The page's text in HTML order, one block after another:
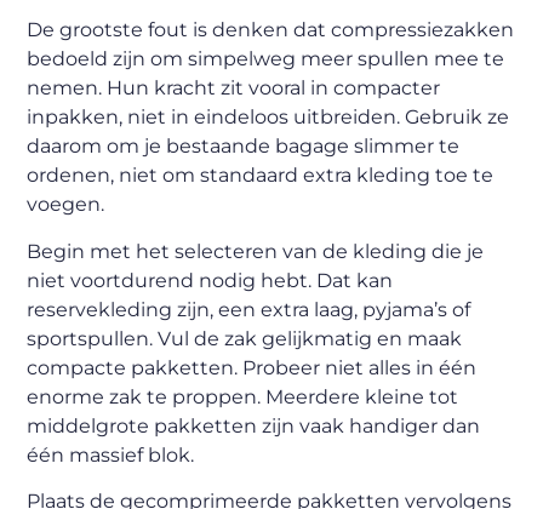
De grootste fout is denken dat compressiezakken
bedoeld zijn om simpelweg meer spullen mee te
nemen. Hun kracht zit vooral in compacter
inpakken, niet in eindeloos uitbreiden. Gebruik ze
daarom om je bestaande bagage slimmer te
ordenen, niet om standaard extra kleding toe te
voegen.
Begin met het selecteren van de kleding die je
niet voortdurend nodig hebt. Dat kan
reservekleding zijn, een extra laag, pyjama’s of
sportspullen. Vul de zak gelijkmatig en maak
compacte pakketten. Probeer niet alles in één
enorme zak te proppen. Meerdere kleine tot
middelgrote pakketten zijn vaak handiger dan
één massief blok.
Plaats de gecomprimeerde pakketten vervolgens